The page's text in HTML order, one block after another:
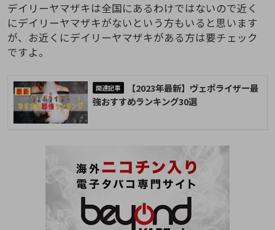
デイリーヤマザキは全国にあるわけではないので近く
にデイリーヤマザキがないという方もいると思います
が、お近くにデイリーヤマザキがある方は要チェック
ですよ。
【2023年最新】ヴェポライザー最
強おすすめランキング30選